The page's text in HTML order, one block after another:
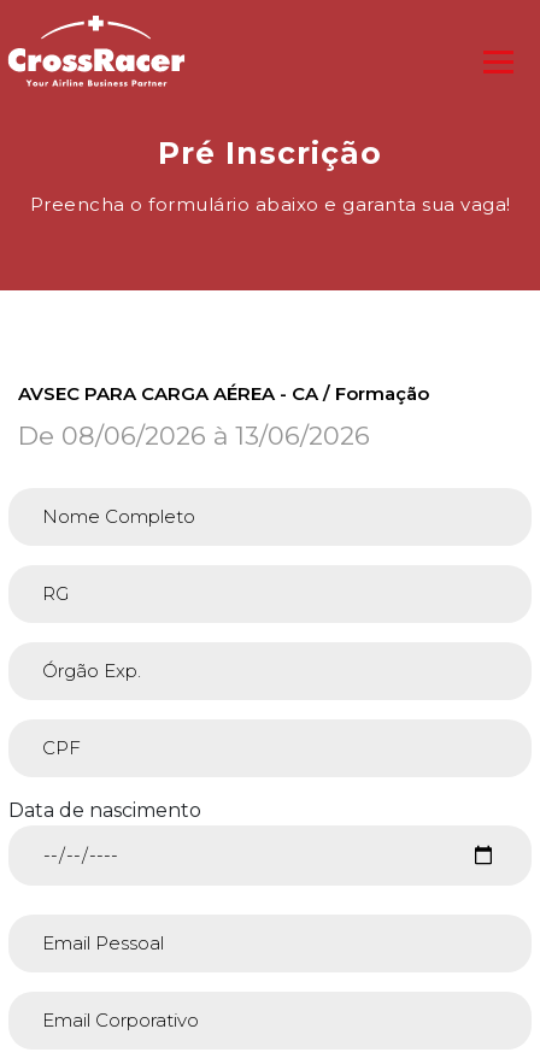
Pré Inscrição
Preencha o formulário abaixo e garanta sua vaga!
AVSEC PARA CARGA AÉREA - CA / Formação
De 08/06/2026 à 13/06/2026
Data de nascimento